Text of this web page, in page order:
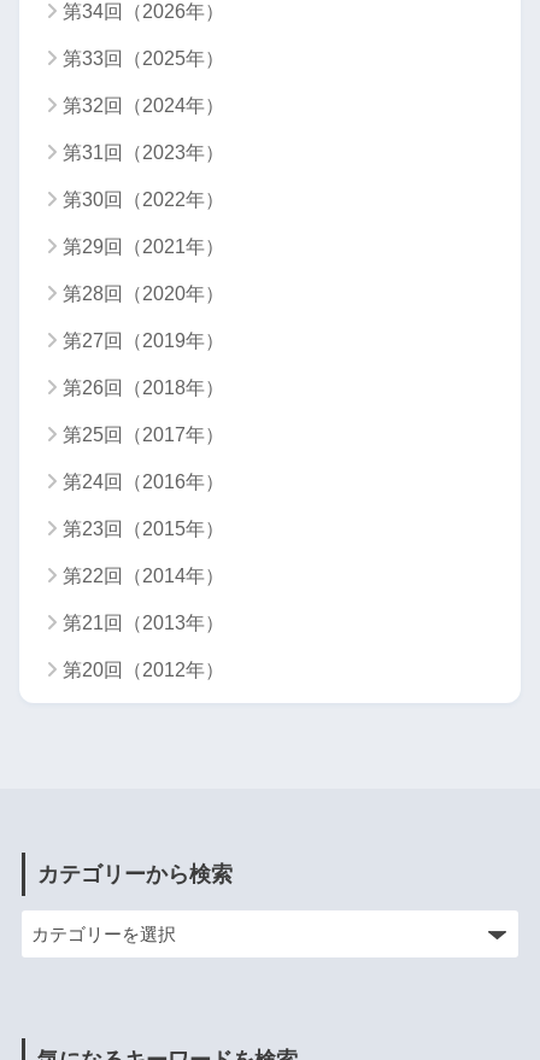
第34回（2026年）
第33回（2025年）
第32回（2024年）
第31回（2023年）
第30回（2022年）
第29回（2021年）
第28回（2020年）
第27回（2019年）
第26回（2018年）
第25回（2017年）
第24回（2016年）
第23回（2015年）
第22回（2014年）
第21回（2013年）
第20回（2012年）
カテゴリーから検索